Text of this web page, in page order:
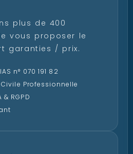
plus de 400
vous proposer le
garanties / prix.
n° 070 191 82
Professionnelle
RGPD